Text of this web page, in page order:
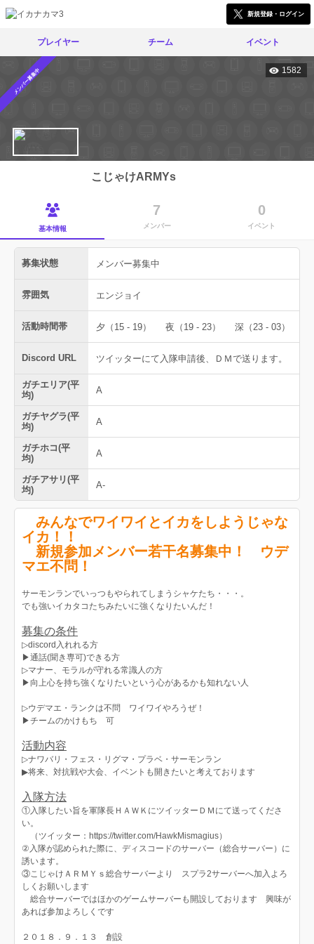
新規登録・ログイン
プレイヤー チーム イベント
メンバー募集中 1582
こじゃけARMYs
基本情報
7
メンバー
0
イベント
募集状態 メンバー募集中
雰囲気 エンジョイ
活動時間帯 夕（15 - 19） 夜（19 - 23） 深（23 - 03）
Discord URL ツイッターにて入隊申請後、ＤＭで送ります。
ガチエリア(平
均)
A
ガチヤグラ(平
均)
A
ガチホコ(平
均)
A
ガチアサリ(平
均)
A-
みんなでワイワイとイカをしようじゃな
イカ！！
新規参加メンバー若干名募集中！ ウデ
マエ不問！
サーモンランでいっつもやられてしまうシャケたち・・・。
でも強いイカタコたちみたいに強くなりたいんだ！
募集の条件
▷discord入れれる方
▶︎通話(聞き専可)できる方
▷マナー、モラルが守れる常識人の方
▶向上心を持ち強くなりたいという心があるかも知れない人
▷ウデマエ・ランクは不問 ワイワイやろうぜ！
▶チームのかけもち 可
活動内容
▷ナワバリ・フェス・リグマ・プラベ・サーモンラン
▶︎将来、対抗戦や大会、イベントも開きたいと考えております
入隊方法
①入隊したい旨を軍隊長ＨＡＷＫにツイッターＤＭにて送ってくださ
い。
（ツイッター：https://twitter.com/HawkMismagius）
②入隊が認められた際に、ディスコードのサーバー（総合サーバー）に
誘います。
③こじゃけＡＲＭＹｓ総合サーバーより スプラ2サーバーへ加入よろ
しくお願いします
総合サーバーではほかのゲームサーバーも開設しております 興味が
あれば参加よろしくです
２０１８．９．１３ 創設